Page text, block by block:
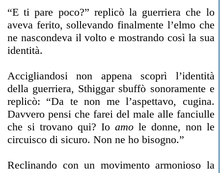
“E ti pare poco?” replicò la guerriera che lo
aveva ferito, sollevando finalmente l’elmo che
ne nascondeva il volto e mostrando così la sua
identità.
Accigliandosi non appena scoprì l’identità
della guerriera, Sthiggar sbuffò sonoramente e
replicò: “Da te non me l’aspettavo, cugina.
Davvero pensi che farei del male alle fanciulle
che si trovano qui? Io amo le donne, non le
circuisco di sicuro. Non ne ho bisogno.”
Reclinando con un movimento armonioso la